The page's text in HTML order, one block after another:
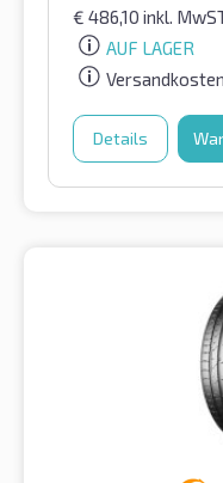
€ 486,10 inkl.
AUF LAGER
Details